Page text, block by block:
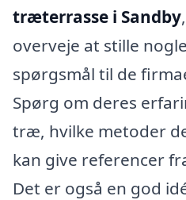
træterrasse i Sandby
overveje at stille
spørgsmål til de
Spørg om deres
træ, hvilke metoder
kan give referencer
Det er også en god